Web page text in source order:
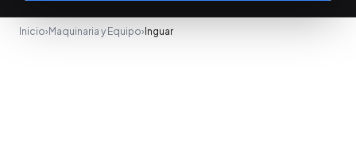
Inicio› Maquinaria y Equipo› Inguar